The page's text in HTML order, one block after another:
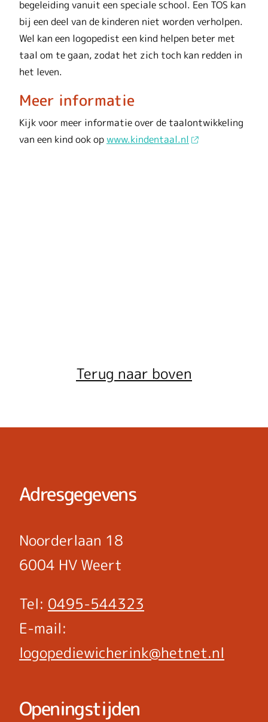
begeleiding vanuit een speciale school. Een TOS kan
bij een deel van de kinderen niet worden verholpen.
Wel kan een logopedist een kind helpen beter met
taal om te gaan, zodat het zich toch kan redden in
het leven.
Meer informatie
Kijk voor meer informatie over de taalontwikkeling
van een kind ook opwww.kindentaal.nl
Terug naar boven
Adresgegevens
Noorderlaan 18
6004 HV Weert
Tel: 0495-544323
E-mail:
logopediewicherink@hetnet.nl
Openingstijden